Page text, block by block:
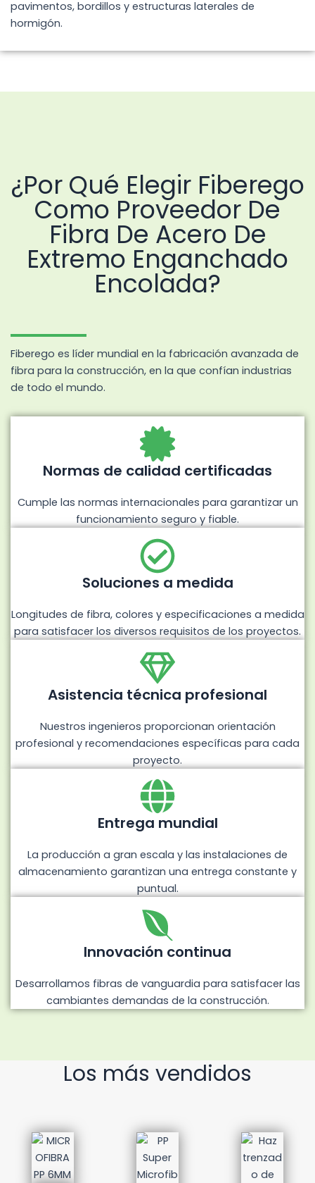
pavimentos, bordillos y estructuras laterales de
hormigón.
¿Por Qué Elegir Fiberego
Como Proveedor De
Fibra De Acero De
Extremo Enganchado
Encolada?
Fiberego es líder mundial en la fabricación avanzada de
fibra para la construcción, en la que confían industrias
de todo el mundo.
Normas de calidad certificadas
Cumple las normas internacionales para garantizar un
funcionamiento seguro y fiable.
Soluciones a medida
Longitudes de fibra, colores y especificaciones a medida
para satisfacer los diversos requisitos de los proyectos.
Asistencia técnica profesional
Nuestros ingenieros proporcionan orientación
profesional y recomendaciones específicas para cada
proyecto.
Entrega mundial
La producción a gran escala y las instalaciones de
almacenamiento garantizan una entrega constante y
puntual.
Innovación continua
Desarrollamos fibras de vanguardia para satisfacer las
cambiantes demandas de la construcción.
Los más vendidos